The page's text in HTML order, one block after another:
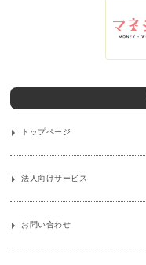
トップページ
法人向けサービス
お問い合わせ